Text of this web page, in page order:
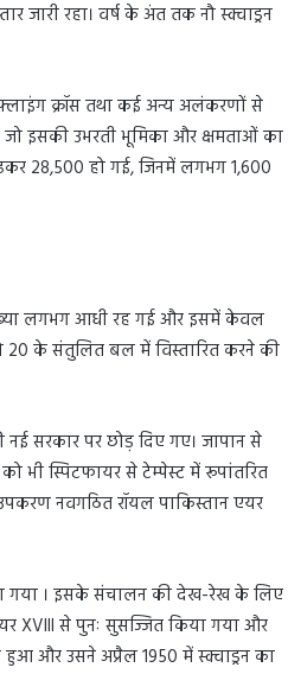
रहा। वर्ष के अंत तक नौ स्क्वाड्रन
क्रॉस तथा कई अन्य अलंकरणों से
जो इसकी उभरती भूमिका और क्षमताओं का
28,500 हो गई, जिनमें लगभग 1,600
संख्या लगभग आधी रह गई और इसमें केवल
20 के संतुलित बल में विस्तारित करने की
सरकार पर छोड़ दिए गए। जापान से
भी स्पिटफायर से टेम्पेस्ट में रूपांतरित
नवगठित रॉयल पाकिस्तान एयर
गया । इसके संचालन की देख-रेख के लिए
XVIII से पुनः सुसज्जित किया गया और
हुआ और उसने अप्रैल 1950 में स्क्वाड्रन का